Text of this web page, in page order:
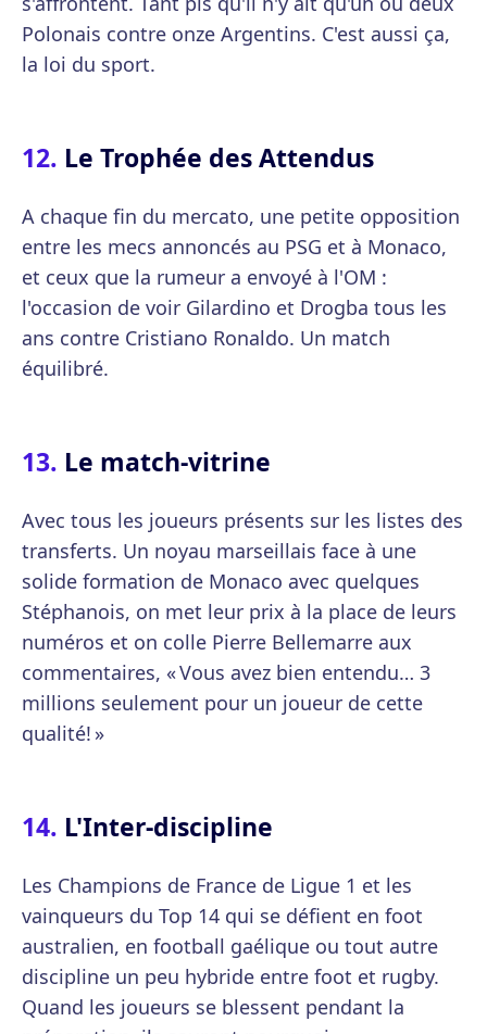
Polonais contre onze Argentins. C'est aussi ça,
la loi du sport.
Le Trophée des Attendus
A chaque fin du mercato, une petite opposition
entre les mecs annoncés au PSG et à Monaco,
et ceux que la rumeur a envoyé à l'OM :
l'occasion de voir Gilardino et Drogba tous les
ans contre Cristiano Ronaldo. Un match
équilibré.
Le match-vitrine
Avec tous les joueurs présents sur les listes des
transferts. Un noyau marseillais face à une
solide formation de Monaco avec quelques
Stéphanois, on met leur prix à la place de leurs
numéros et on colle Pierre Bellemarre aux
commentaires, « Vous avez bien entendu… 3
millions seulement pour un joueur de cette
qualité! »
L'Inter-discipline
Les Champions de France de Ligue 1 et les
vainqueurs du Top 14 qui se défient en foot
australien, en football gaélique ou tout autre
discipline un peu hybride entre foot et rugby.
Quand les joueurs se blessent pendant la